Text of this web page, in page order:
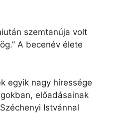
szemtanúja volt
A becenév élete
egyik nagy híressége
előadásainak
Istvánnal